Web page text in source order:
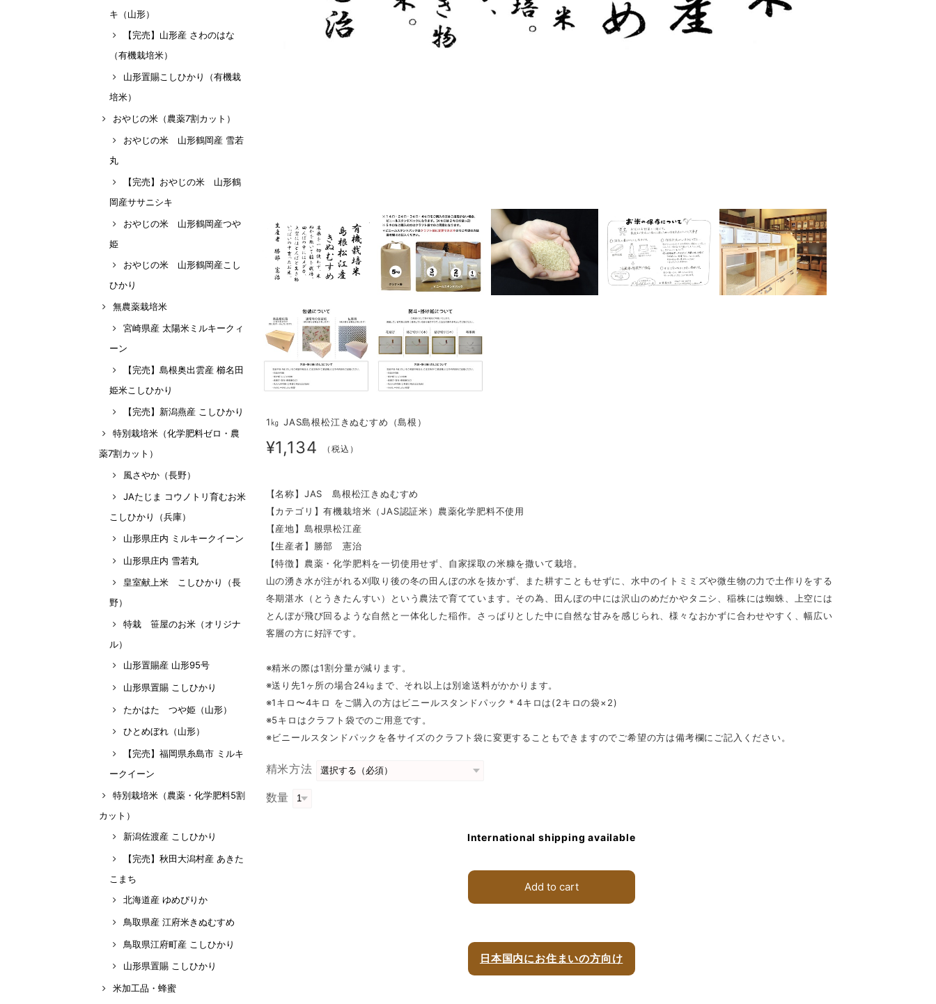
キ（山形）
【完売】山形産 さわのはな
（有機栽培米）
山形置賜こしひかり（有機栽
培米）
おやじの米（農薬7割カット）
おやじの米 山形鶴岡産 雪若
丸
【完売】おやじの米 山形鶴
岡産ササニシキ
おやじの米 山形鶴岡産つや
姫
おやじの米 山形鶴岡産こし
ひかり
無農薬栽培米
宮崎県産 太陽米ミルキークィ
ーン
【完売】島根奥出雲産 櫛名田
姫米こしひかり
【完売】新潟燕産 こしひかり
特別栽培米（化学肥料ゼロ・農
薬7割カット）
風さやか（長野）
JAたじま コウノトリ育むお米
こしひかり（兵庫）
山形県庄内 ミルキークイーン
山形県庄内 雪若丸
皇室献上米 こしひかり（長
野）
特栽 笹屋のお米（オリジナ
ル）
山形置賜産 山形95号
山形県置賜 こしひかり
たかはた つや姫（山形）
ひとめぼれ（山形）
【完売】福岡県糸島市 ミルキ
ークイーン
特別栽培米（農薬・化学肥料5割
カット）
新潟佐渡産 こしひかり
【完売】秋田大潟村産 あきた
こまち
北海道産 ゆめぴりか
鳥取県産 江府米きぬむすめ
鳥取県江府町産 こしひかり
山形県置賜 こしひかり
米加工品・蜂蜜
1㎏ JAS島根松江きぬむすめ（島根）
¥1,134 （税込）
【名称】JAS 島根松江きぬむすめ
【カテゴリ】有機栽培米（JAS認証米）農薬化学肥料不使用
【産地】島根県松江産
【生産者】勝部 憲治
【特徴】農薬・化学肥料を一切使用せず、自家採取の米糠を撒いて栽培。
山の湧き水が注がれる刈取り後の冬の田んぼの水を抜かず、また耕すこともせずに、水中のイトミミズや微生物の力で土作りをする
冬期湛水（とうきたんすい）という農法で育てています。その為、田んぼの中には沢山のめだかやタニシ、稲株には蜘蛛、上空には
とんぼが飛び回るような自然と一体化した稲作。さっぱりとした中に自然な甘みを感じられ、様々なおかずに合わせやすく、幅広い
客層の方に好評です。
※精米の際は1割分量が減ります。
※送り先1ヶ所の場合24㎏まで、それ以上は別途送料がかかります。
※1キロ〜4キロ をご購入の方はビニールスタンドパック＊4キロは(2キロの袋×2)
※5キロはクラフト袋でのご用意です。
※ビニールスタンドパックを各サイズのクラフト袋に変更することもできますのでご希望の方は備考欄にご記入ください。
精米方法
数量
International shipping available
Add to cart
日本国内にお住まいの方向け